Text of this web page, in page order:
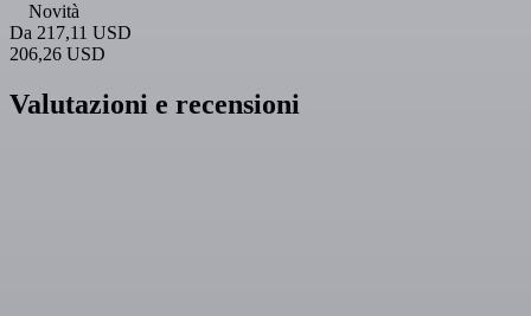
Novità
Da 217,11 USD
206,26 USD
Valutazioni e recensioni